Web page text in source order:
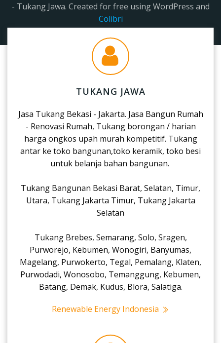
- Tukang Jawa. Created for free using WordPress and
Colibri
TUKANG JAWA
Jasa Tukang Bekasi - Jakarta. Jasa Bangun Rumah
- Renovasi Rumah, Tukang borongan / harian
harga ongkos upah murah kompetitif. Tukang
antar ke toko bangunan,toko keramik, toko besi
untuk belanja bahan bangunan.
Tukang Bangunan Bekasi Barat, Selatan, Timur,
Utara, Tukang Jakarta Timur, Tukang Jakarta
Selatan
Tukang Brebes, Semarang, Solo, Sragen,
Purworejo, Kebumen, Wonogiri, Banyumas,
Magelang, Purwokerto, Tegal, Pemalang, Klaten,
Purwodadi, Wonosobo, Temanggung, Kebumen,
Batang, Demak, Kudus, Blora, Salatiga.
Renewable Energy Indonesia